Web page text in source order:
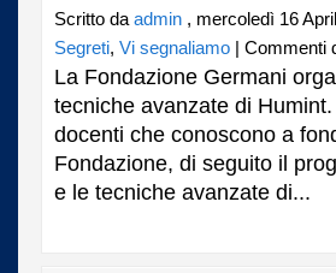
Scritto da admin , mercoledì 16
Segreti, Vi segnaliamo Commenti
La Fondazione Germani
tecniche avanzate di
docenti che conoscono a
Fondazione, di seguito il
e le tecniche avanzate di...